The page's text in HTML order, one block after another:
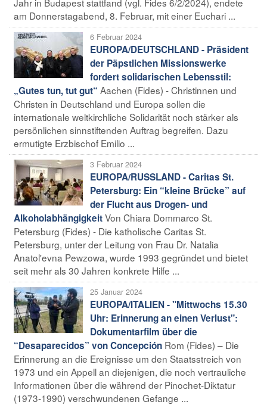
am Donnerstagabend, 8. Februar, mit einer Euchari ...
6 Februar 2024
EUROPA/DEUTSCHLAND - Präsident
der Päpstlichen Missionswerke
fordert solidarischen Lebensstil:
„Gutes tun, tut gut“ Aachen (Fides) - Christinnen und
Christen in Deutschland und Europa sollen die
internationale weltkirchliche Solidarität noch stärker als
persönlichen sinnstiftenden Auftrag begreifen. Dazu
ermutigte Erzbischof Emilio ...
3 Februar 2024
EUROPA/RUSSLAND - Caritas St.
Petersburg: Ein “kleine Brücke” auf
der Flucht aus Drogen- und
AlkoholabhängigkeitVon Chiara Dommarco St.
Petersburg (Fides) - Die katholische Caritas St.
Petersburg, unter der Leitung von Frau Dr. Natalia
Anatol'evna Pewzowa, wurde 1993 gegründet und bietet
seit mehr als 30 Jahren konkrete Hilfe ...
25 Januar 2024
EUROPA/ITALIEN - "Mittwochs 15.30
Uhr: Erinnerung an einen Verlust":
Dokumentarfilm über die
“Desaparecidos” von Concepción Rom (Fides) – Die
Erinnerung an die Ereignisse um den Staatsstreich von
1973 und ein Appell an diejenigen, die noch vertrauliche
Informationen über die während der Pinochet-Diktatur
(1973-1990) verschwundenen Gefange ...